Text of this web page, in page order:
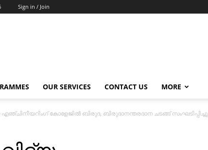
Sign in / Join
OUR SERVICES CONTACT US MORE
കോളേജില്‍ ബിരുദ, ബിരുദാനന്തരദാന ചടങ്ങ് സംഘടിപ്പിച്ചു